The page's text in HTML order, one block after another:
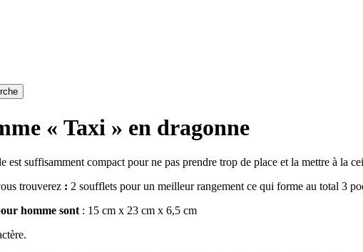
« Taxi » en dragonne
est suffisamment compact pour ne pas prendre trop de place et la mettre à la
trouverez : 2 soufflets pour un meilleur rangement ce qui forme au total 3
homme sont : 15 cm x 23 cm x 6,5 cm